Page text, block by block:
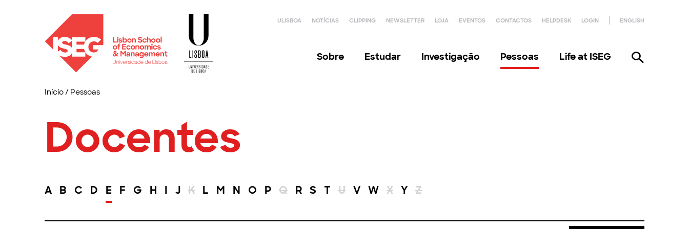
ULISBOA NOTÍCIAS CLIPPING NEWSLETTER LOJA EVENTOS CONTACTOS HELPDESK LOGIN ENGLISH
Sobre Estudar Investigação Pessoas Life at ISEG
Início/ Pessoas
Docentes
A B C D E F G H I J K L M N O P Q R S T U V W X Y Z